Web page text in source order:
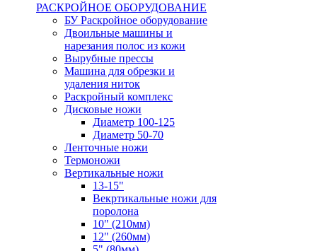
РАСКРОЙНОЕ ОБОРУДОВАНИЕ
БУ Раскройное оборудование
Двоильные машины и
нарезания полос из кожи
Вырубные прессы
Машина для обрезки и
удаления ниток
Раскройный комплекс
Дисковые ножи
Диаметр 100-125
Диаметр 50-70
Ленточные ножи
Термоножи
Вертикальные ножи
13-15"
Векртикальные ножи для
поролона
10" (210мм)
12" (260мм)